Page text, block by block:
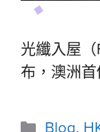
光纖入屋
布，澳洲
Blog,